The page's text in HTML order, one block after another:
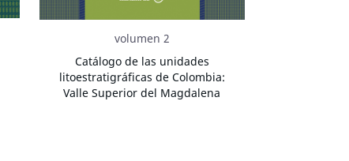
volumen 2
Catálogo de las unidades
litoestratigráficas de Colombia:
Valle Superior del Magdalena